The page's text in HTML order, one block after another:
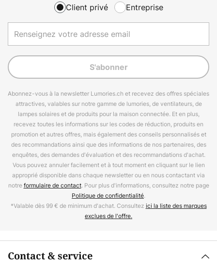
Client privé Entreprise
S'abonner
Abonnez-vous à la newsletter Lumories.ch et recevez des offres spéciales
attractives, valables sur notre gamme de lumories, de ventilateurs, de
lampes solaires et de produits pour la maison connectée. Et en plus,
recevez toutes les informations sur les codes de réduction, produits en
promotion et autres offres, mais également des conseils personnalisés et
des recommandations ainsi que des informations de nos partenaires, des
enquêtes, des demandes d'évaluation et des recommandations d'achat.
Vous pouvez annuler facilement et à tout moment en cliquant sur le lien
approprié disponible dans chaque newsletter ou en nous contactant via
notreformulaire de contact. Pour plus d'informations, consultez notre page
Politique de confidentialité.
*Valable dès 99 € de minimum d'achat. Consultez ici la liste des marques
exclues de l'offre.
Contact & service